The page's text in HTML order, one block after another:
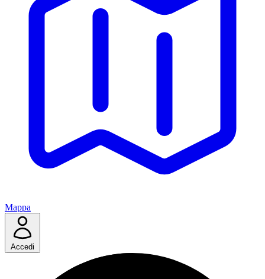
Mappa
Accedi